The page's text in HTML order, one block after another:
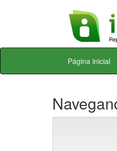
Skip
Página inicial